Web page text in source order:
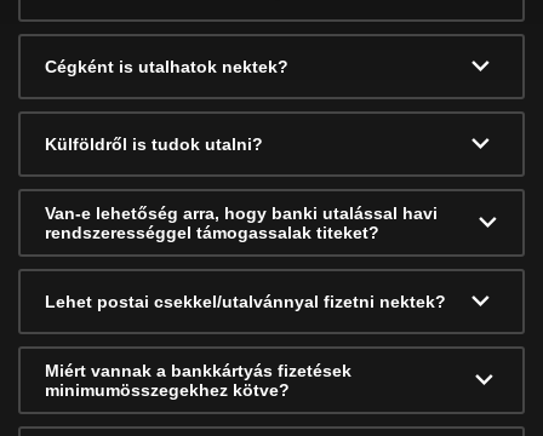
Cégként is utalhatok nektek?
Külföldről is tudok utalni?
Van-e lehetőség arra, hogy banki utalással havi
rendszerességgel támogassalak titeket?
Lehet postai csekkel/utalvánnyal fizetni nektek?
Miért vannak a bankkártyás fizetések
minimumösszegekhez kötve?